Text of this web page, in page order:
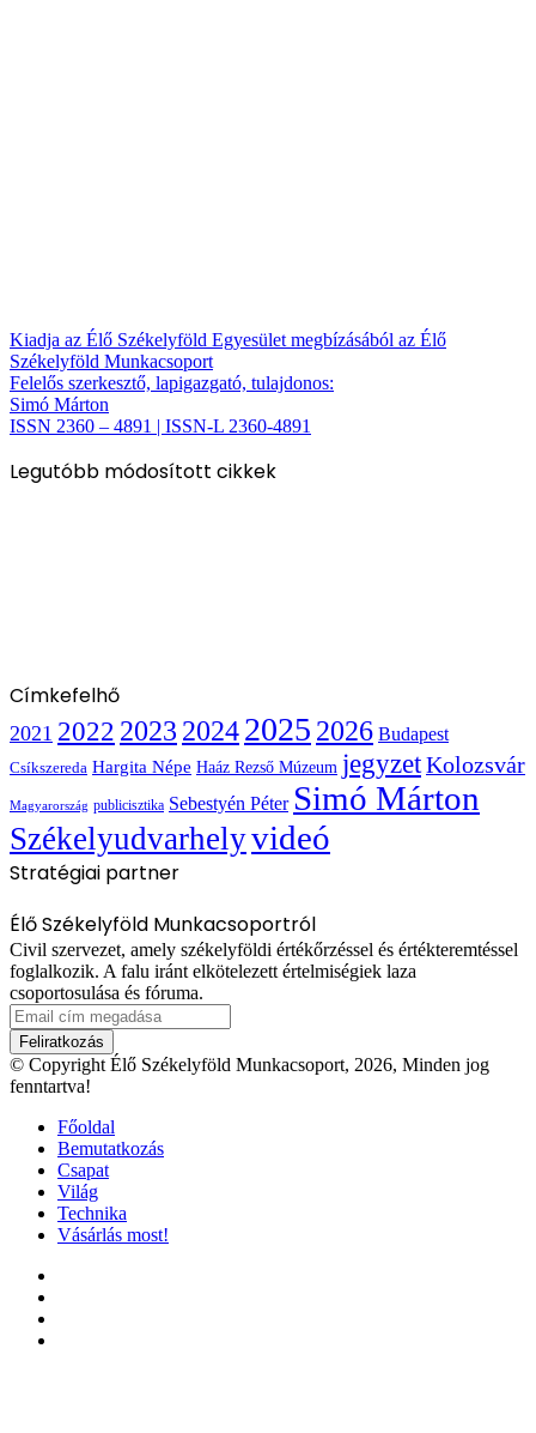
Kiadja az Élő Székelyföld Egyesület megbízásából az Élő
Székelyföld Munkacsoport
Felelős szerkesztő, lapigazgató, tulajdonos:
Simó Márton
ISSN 2360 – 4891 | ISSN-L 2360-4891
Legutóbb módosított cikkek
Címkefelhő
2021 2022 2023 20242025 2026 Budapest
Csíkszereda Hargita Népe Haáz Rezső Múzeum jegyzetKolozsvár
Magyarország publicisztika Sebestyén Péter Simó Márton
Székelyudvarhelyvideó
Stratégiai partner
Élő Székelyföld Munkacsoportról
Civil szervezet, amely székelyföldi értékőrzéssel és értékteremtéssel
foglalkozik. A falu iránt elkötelezett értelmiségiek laza
csoportosulása és fóruma.
Email
cím
megadása
© Copyright Élő Székelyföld Munkacsoport, 2026, Minden jog
fenntartva!
Főoldal
Bemutatkozás
Csapat
Világ
Technika
Vásárlás most!